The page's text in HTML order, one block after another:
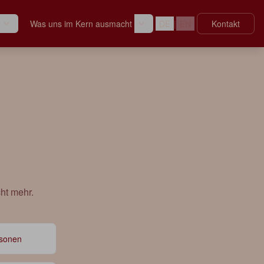
Was uns im Kern ausmacht DE | Kontakt
mehr.